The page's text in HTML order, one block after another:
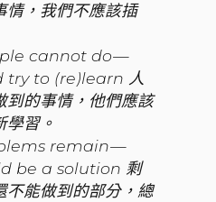
情，我們不應該插
cannot do —
try to (re)learn 人
到的事情，他們應該
學習。
remain —
be a solution 剩
不能做到的部分，總